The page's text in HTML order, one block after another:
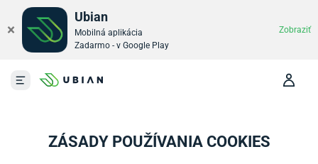
ZÁSADY POUŽÍVANIA COOKIES
×
Ubian
Mobilná aplikácia
Zadarmo - v Google Play
Zobraziť